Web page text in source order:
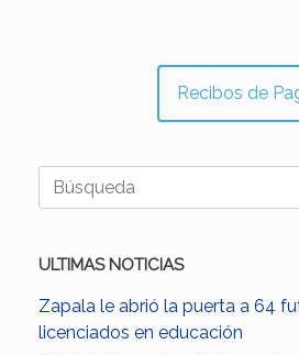
Recibos de
Buscar:
ULTIMAS NOTICIAS
Zapala le abrió la puerta a 64
licenciados en educación